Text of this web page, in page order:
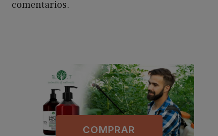
comentarios.
COMPRAR